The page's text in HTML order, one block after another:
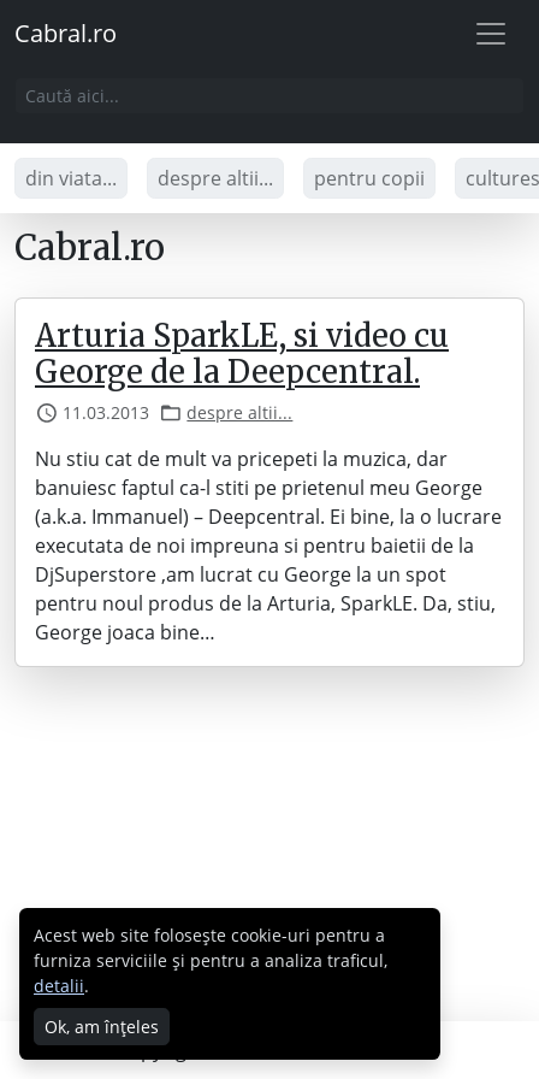
Cabral.ro
din viata... despre altii... pentru copii
Cabral.ro
Arturia SparkLE, si video cu
George de la Deepcentral.
11.03.2013 despre altii...
Nu stiu cat de mult va pricepeti la muzica, dar
banuiesc faptul ca-l stiti pe prietenul meu George
(a.k.a. Immanuel) – Deepcentral. Ei bine, la o lucrare
executata de noi impreuna si pentru baietii de la
DjSuperstore ,am lucrat cu George la un spot
pentru noul produs de la Arturia, SparkLE. Da, stiu,
George joaca bine…
Copyright © 2007 - 2026 Cabral.ro
Acest web site folosește cookie-uri pentru a
furniza serviciile și pentru a analiza traficul,
detalii.
Ok, am înțeles